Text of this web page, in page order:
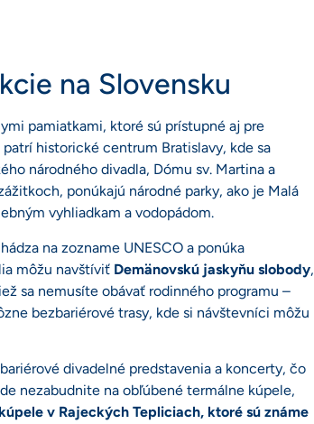
na Slovensku
pamiatkami, ktoré sú prístupné aj pre
historické centrum Bratislavy, kde sa
národného divadla, Dómu sv. Martina a
ponúkajú národné parky, ako je Malá
vyhliadkam a vodopádom.
na zozname UNESCO a ponúka
môžu navštíviť Demänovskú jaskyňu slobody,
sa nemusíte obávať rodinného programu –
bezbariérové trasy, kde si návštevníci môžu
divadelné predstavenia a koncerty, čo
nezabudnite na obľúbené termálne kúpele,
v Rajeckých Tepliciach, ktoré sú známe